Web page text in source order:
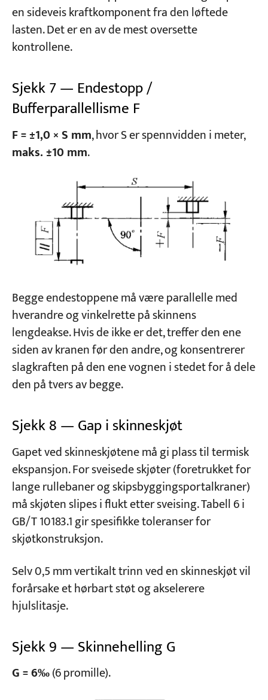
en sideveis kraftkomponent fra den løftede
lasten. Det er en av de mest oversette
kontrollene.
Sjekk 7 — Endestopp /
Bufferparallellisme F
F = ±1,0 × S mm, hvor S er spennvidden i meter,
maks. ±10 mm.
Begge endestoppene må være parallelle med
hverandre og vinkelrette på skinnens
lengdeakse. Hvis de ikke er det, treffer den ene
siden av kranen før den andre, og konsentrerer
slagkraften på den ene vognen i stedet for å dele
den på tvers av begge.
Sjekk 8 — Gap i skinneskjøt
Gapet ved skinneskjøtene må gi plass til termisk
ekspansjon. For sveisede skjøter (foretrukket for
lange rullebaner og skipsbyggingsportalkraner)
må skjøten slipes i flukt etter sveising. Tabell 6 i
GB/T 10183.1 gir spesifikke toleranser for
skjøtkonstruksjon.
Selv 0,5 mm vertikalt trinn ved en skinneskjøt vil
forårsake et hørbart støt og akselerere
hjulslitasje.
Sjekk 9 — Skinnehelling G
G = 6‰(6 promille).